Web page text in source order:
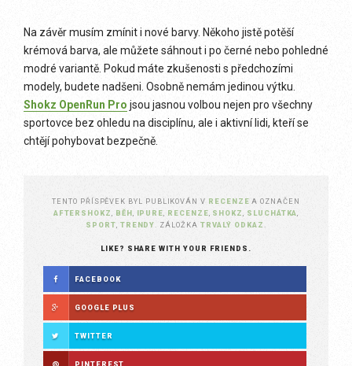
Na závěr musím zmínit i nové barvy. Někoho jistě potěší
krémová barva, ale můžete sáhnout i po černé nebo pohledné
modré variantě. Pokud máte zkušenosti s předchozími
modely, budete nadšeni. Osobně nemám jedinou výtku.
Shokz OpenRun Pro jsou jasnou volbou nejen pro všechny
sportovce bez ohledu na disciplínu, ale i aktivní lidi, kteří se
chtějí pohybovat bezpečně.
TENTO PŘÍSPĚVEK BYL PUBLIKOVÁN V RECENZE A OZNAČEN
AFTERSHOKZ
BĚH IPURE RECENZE SHOKZ SLUCHÁTKA
SPORT TRENDY . ZÁLOŽKA TRVALÝ ODKAZ
LIKE? SHARE WITH YOUR FRIENDS.
FACEBOOK
GOOGLE PLUS
TWITTER
PINTEREST